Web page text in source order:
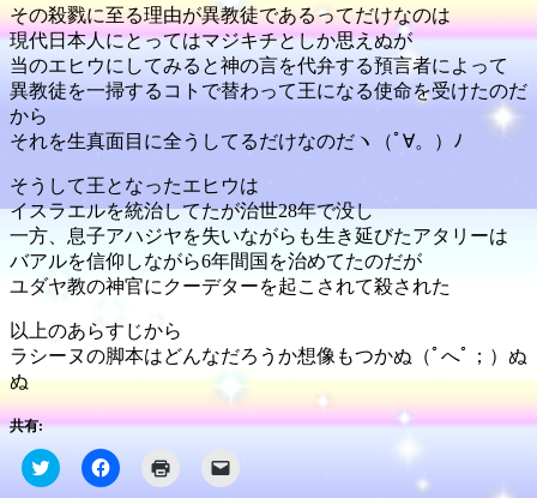
その殺戮に至る理由が異教徒であるってだけなのは
現代日本人にとってはマジキチとしか思えぬが
当のエヒウにしてみると神の言を代弁する預言者によって
異教徒を一掃するコトで替わって王になる使命を受けたのだ
から
それを生真面目に全うしてるだけなのだヽ（ﾟ∀。）ﾉ
そうして王となったエヒウは
イスラエルを統治してたが治世28年で没し
一方、息子アハジヤを失いながらも生き延びたアタリーは
バアルを信仰しながら6年間国を治めてたのだが
ユダヤ教の神官にクーデターを起こされて殺された
以上のあらすじから
ラシーヌの脚本はどんなだろうか想像もつかぬ（ﾟへﾟ；）ぬ
ぬ
共有:
ク
リ
Facebook
で リ リ